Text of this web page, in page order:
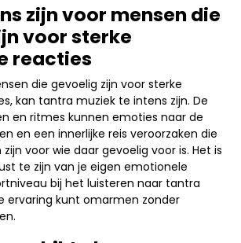
zijn voor mensen die
voor sterke
reacties
die gevoelig zijn voor sterke
kan tantra muziek te intens zijn. De
en ritmes kunnen emoties naar de
en een innerlijke reis veroorzaken die
voor wie daar gevoelig voor is. Het is
te zijn van je eigen emotionele
bij het luisteren naar tantra
ervaring kunt omarmen zonder